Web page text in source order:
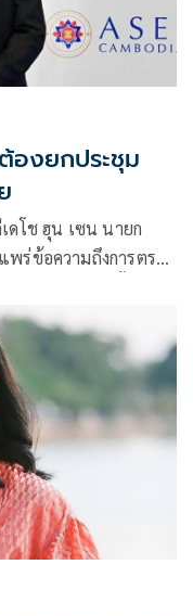
องยกประชุม
ดโช ฮุน เซน นายก
ร่ข้อความถึงการตรวจ